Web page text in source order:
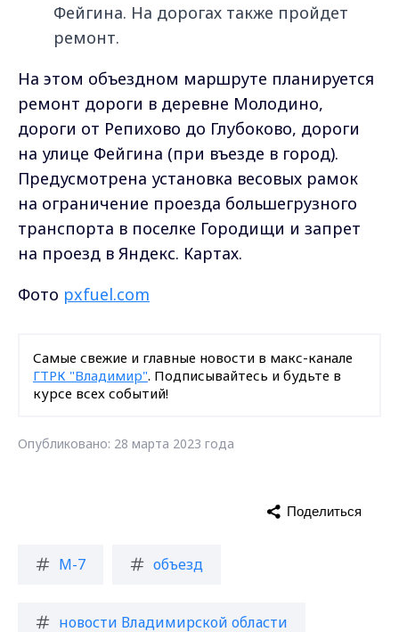
Фейгина. На дорогах также пройдет
ремонт.
На этом объездном маршруте планируется
ремонт дороги в деревне Молодино,
дороги от Репихово до Глубоково, дороги
на улице Фейгина (при въезде в город).
Предусмотрена установка весовых рамок
на ограничение проезда большегрузного
транспорта в поселке Городищи и запрет
на проезд в Яндекс. Картах.
Фото pxfuel.com
Самые свежие и главные новости в макс-канале
ГТРК "Владимир". Подписывайтесь и будьте в
курсе всех событий!
Опубликовано: 28 марта 2023 года
М-7 объезд
новости Владимирской области
Поделиться